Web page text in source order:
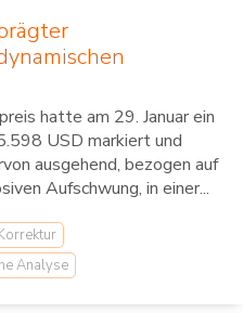
hatte am 29. Januar ein
USD markiert und
ausgehend, bezogen auf
Aufschwung, in einer...
Analyse